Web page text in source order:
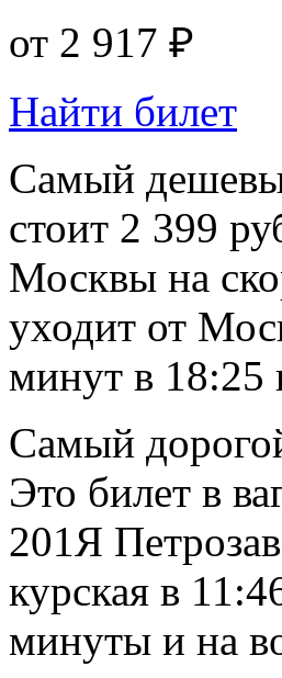
от 2 917 ₽
Найти билет
Самый
стоит 2 399
Москвы на
уходит от
минут в 18:25
Самый
Это билет в
201Я
курская в
минуты и на